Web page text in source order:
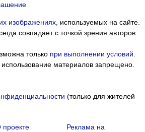
изображениях, используемых на сайте.
совпадает с точкой зрения авторов
только при выполнении условий.
материалов запрещено.
(только для жителей
проекте
Реклама на